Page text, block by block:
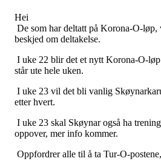
Hei
De som har deltatt på Korona-O-
beskjed om deltakelse.
I uke 22 blir det et nytt Korona-O-
står ute hele uken.
I uke 23 vil det bli vanlig
etter hvert.
I uke 23 skal Skøynar også ha
oppover, mer info kommer.
Oppfordrer alle til å ta Tur-O-